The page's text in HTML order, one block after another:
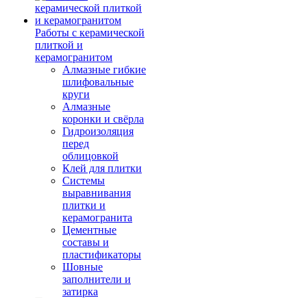
Работы с керамической
плиткой и
керамогранитом
Алмазные гибкие
шлифовальные
круги
Алмазные
коронки и свёрла
Гидроизоляция
перед
облицовкой
Клей для плитки
Системы
выравнивания
плитки и
керамогранита
Цементные
составы и
пластификаторы
Шовные
заполнители и
затирка